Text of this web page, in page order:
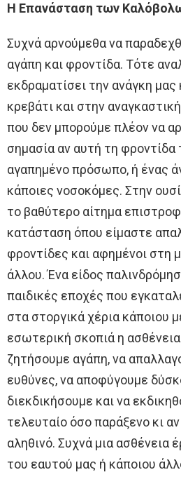
Η Επανάσταση των
Συχνά αρνούμεθα να
αγάπη και φροντίδα. Τότε
εκδραματίσει την ανάγκη μας
κρεβάτι και στην
που δεν μπορούμε πλέον να
σημασία αν αυτή τη
αγαπημένο πρόσωπο, ή ένας
κάποιες νοσοκόμες. Στην
το βαθύτερο αίτημα
κατάσταση όπου είμαστε
φροντίδες και αφημένοι στη
άλλου. Ένα είδος
παιδικές εποχές που
στα στοργικά χέρια κάποιου
εσωτερική σκοπιά η
ζητήσουμε αγάπη, να
ευθύνες, να αποφύγουμε
διεκδικήσουμε και να
τελευταίο όσο παράξενο κι αν
αληθινό. Συχνά μια ασθένεια
του εαυτού μας ή κάποιου